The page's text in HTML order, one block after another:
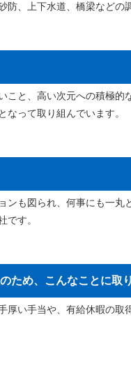
防、上下水道、橋梁などの
こと、高い次元への積極
なって取り組んでいます。
ンも図られ、何事にも一
です。
ため、こんなことに取
厚い手当や、有給休暇の